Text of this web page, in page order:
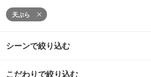
天ぷら
シーンで絞り込む
こだわりで絞り込む